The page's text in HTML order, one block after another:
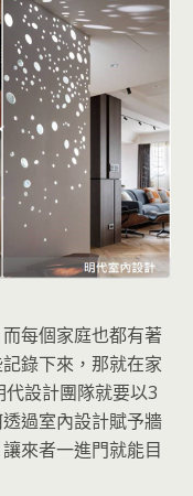
每個家庭也都有著
錄下來，那就在家
設計團隊就要以3
過室內設計賦予牆
來者一進門就能目